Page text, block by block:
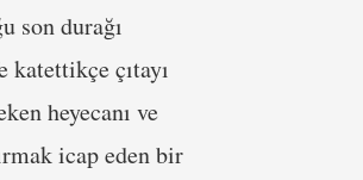
son durağı
katettikçe çıtayı
heyecanı ve
icap eden bir